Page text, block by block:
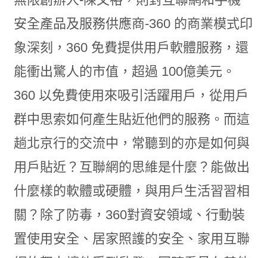
安全產品及服務供應商-360 的商業模式印
象深刻，360 免費提供用戶軟體服務，還
能衝出驚人的市值，超過 100億美元。
360 以免費使用來吸引活躍用戶，從用戶
群中思索如何產生貼近他們的服務。而這
趟北京行的交流中，常聽到的亦是如何與
用戶貼近？互聯網的思維是什麼？能做出
什麼樣的軟體或硬體，與用戶生活習習相
關？除了防毒，360對資安領域、行動裝
置使用安全、居家照護的安全、家用互聯